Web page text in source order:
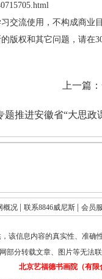
交流使用，不构成商业
版权和其它问题，请在
上一篇：
题推进安徽省“大思政
概况 联系8846威尼斯 会员
该信息内容的真实性、准确
部分转载文章、图片等无法
北京艺福德书画院（有